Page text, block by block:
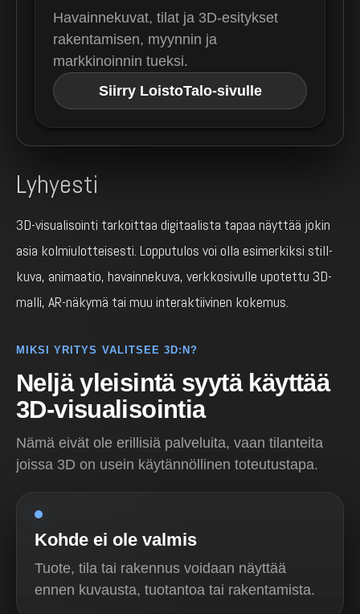
Havainnekuvat, tilat ja 3D-esitykset
rakentamisen, myynnin ja
markkinoinnin tueksi.
Siirry LoistoTalo-sivulle
Lyhyesti
3D-visualisointi tarkoittaa digitaalista tapaa näyttää jokin
asia kolmiulotteisesti. Lopputulos voi olla esimerkiksi still-
kuva, animaatio, havainnekuva, verkkosivulle upotettu 3D-
malli, AR-näkymä tai muu interaktiivinen kokemus.
MIKSI YRITYS VALITSEE 3D:N?
Neljä yleisintä syytä käyttää
3D-visualisointia
Nämä eivät ole erillisiä palveluita, vaan tilanteita
joissa 3D on usein käytännöllinen toteutustapa.
Kohde ei ole valmis
Tuote, tila tai rakennus voidaan näyttää
ennen kuvausta, tuotantoa tai rakentamista.